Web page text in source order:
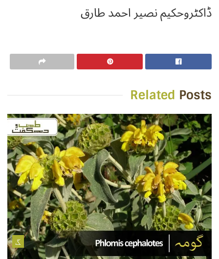
ڈاکٹروحکیم نصیر احمد طارق
Related Posts
گ